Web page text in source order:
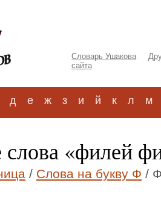
Словарь Ушакова
сайта
д е ж з и й к л м
слова «филей
/ Слова на букву Ф /